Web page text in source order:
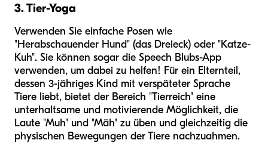
3. Tier-Yoga
Verwenden Sie einfache Posen wie
"Herabschauender Hund" (das Dreieck) oder "Katze-
Kuh". Sie können sogar die Speech Blubs-App
verwenden, um dabei zu helfen! Für ein Elternteil,
dessen 3-jähriges Kind mit verspäteter Sprache
Tiere liebt, bietet der Bereich "Tierreich" eine
unterhaltsame und motivierende Möglichkeit, die
Laute "Muh" und "Mäh" zu üben und gleichzeitig die
physischen Bewegungen der Tiere nachzuahmen.